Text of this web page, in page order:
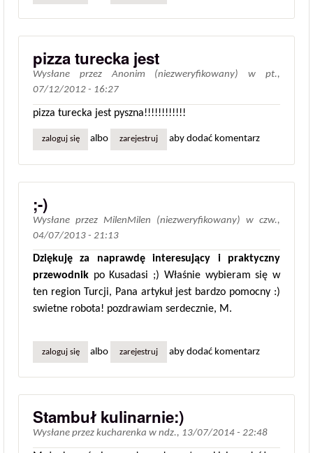
pizza turecka jest
Wysłane przezAnonim (niezweryfikowany) wpt.,
07/12/2012 - 16:27
pizza turecka jest pyszna!!!!!!!!!!!!
zaloguj się albo zarejestruj aby dodać komentarz
;-)
Wysłane przez MilenMilen (niezweryfikowany) w czw.,
04/07/2013 - 21:13
Dziękuję za naprawdę interesujący i praktyczny
przewodnik po Kusadasi ;) Właśnie wybieram się w
ten region Turcji, Pana artykuł jest bardzo pomocny :)
swietne robota! pozdrawiam serdecznie, M.
zaloguj się albo zarejestruj aby dodać komentarz
Stambuł kulinarnie:)
Wysłane przez kucharenka w ndz., 13/07/2014 - 22:48